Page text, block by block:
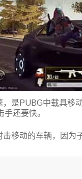
，是PUBG中载具移
还要快。
移动的车辆，因为